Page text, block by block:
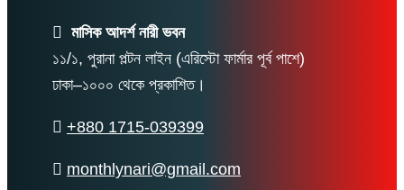
মাসিক আদর্শ নারী ভবন
১১/১, পুরানা পল্টন লাইন (এরিস্টো ফার্মার পূর্ব পাশে)
ঢাকা–১০০০ থেকে প্রকাশিত।
+880 1715-039399
monthlynari@gmail.com